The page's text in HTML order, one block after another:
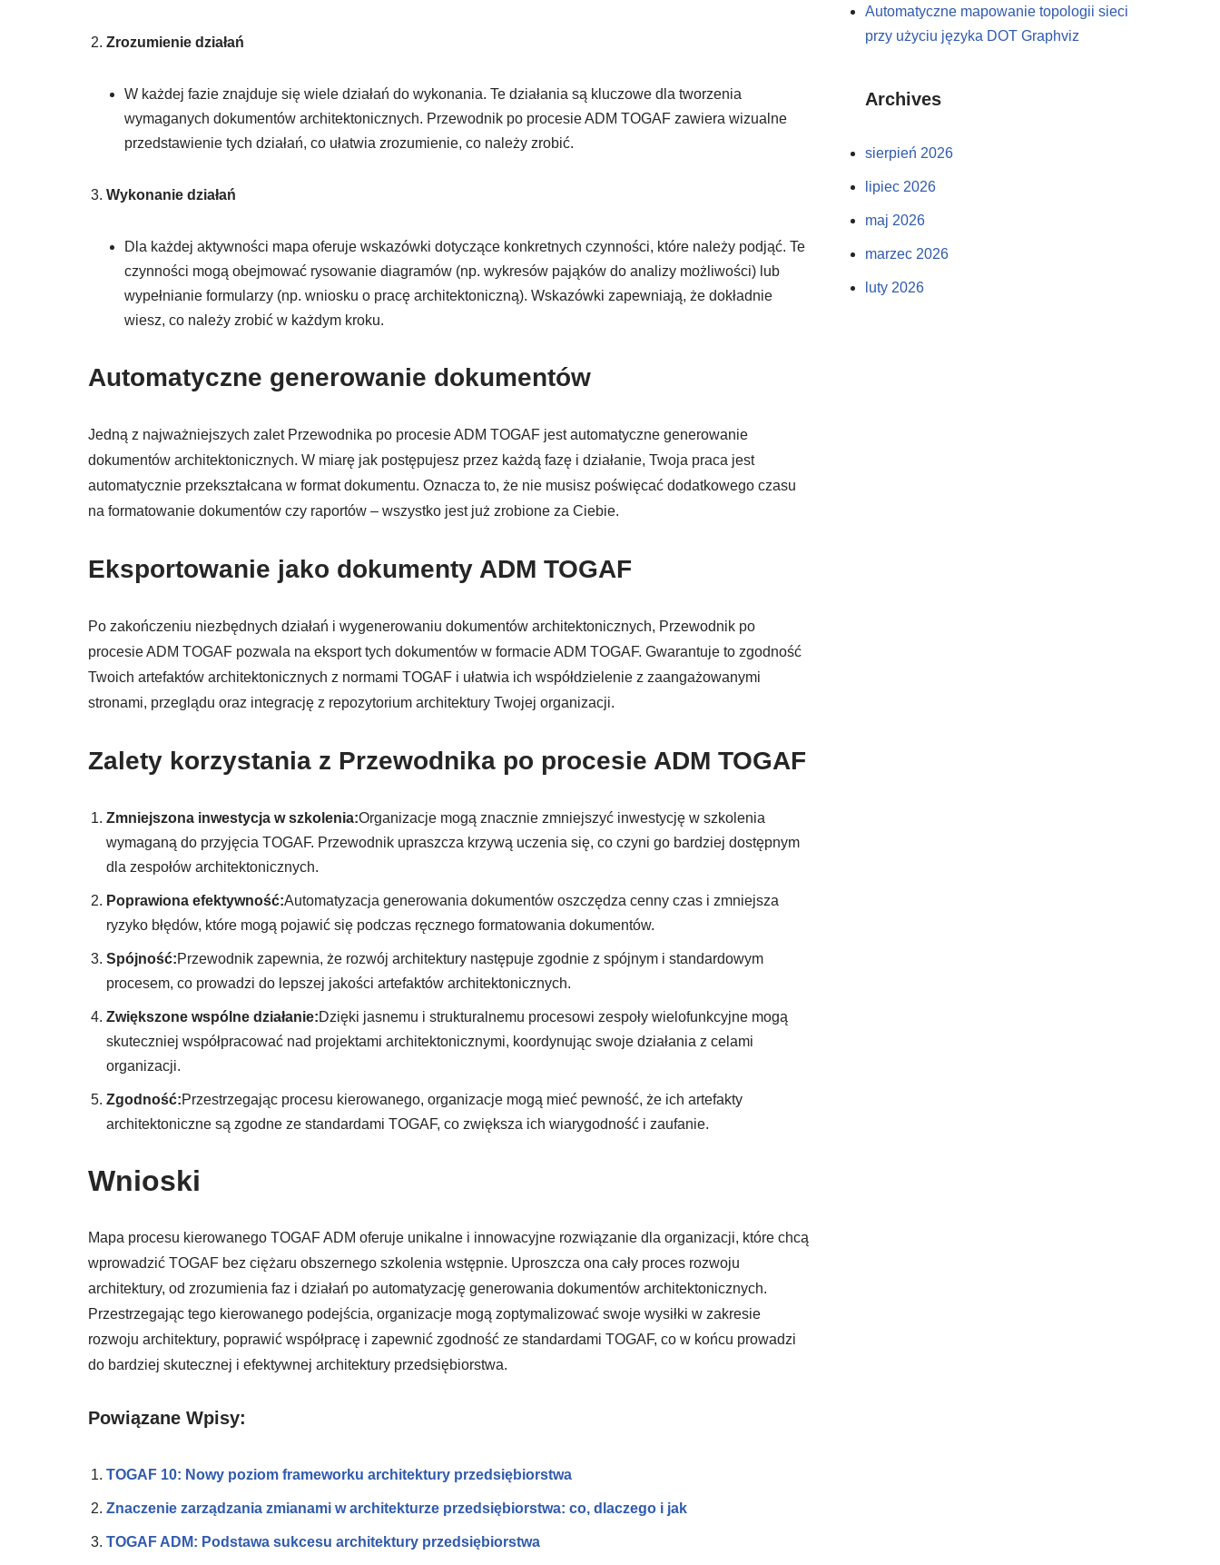
Zrozumienie działań
W każdej fazie znajduje się wiele działań do wykonania. Te działania są kluczowe dla tworzenia
wymaganych dokumentów architektonicznych. Przewodnik po procesie ADM TOGAF zawiera wizualne
przedstawienie tych działań, co ułatwia zrozumienie, co należy zrobić.
Wykonanie działań
Dla każdej aktywności mapa oferuje wskazówki dotyczące konkretnych czynności, które należy podjąć. Te
czynności mogą obejmować rysowanie diagramów (np. wykresów pająków do analizy możliwości) lub
wypełnianie formularzy (np. wniosku o pracę architektoniczną). Wskazówki zapewniają, że dokładnie
wiesz, co należy zrobić w każdym kroku.
Automatyczne generowanie dokumentów
Jedną z najważniejszych zalet Przewodnika po procesie ADM TOGAF jest automatyczne generowanie
dokumentów architektonicznych. W miarę jak postępujesz przez każdą fazę i działanie, Twoja praca jest
automatycznie przekształcana w format dokumentu. Oznacza to, że nie musisz poświęcać dodatkowego czasu
na formatowanie dokumentów czy raportów – wszystko jest już zrobione za Ciebie.
Eksportowanie jako dokumenty ADM TOGAF
Po zakończeniu niezbędnych działań i wygenerowaniu dokumentów architektonicznych, Przewodnik po
procesie ADM TOGAF pozwala na eksport tych dokumentów w formacie ADM TOGAF. Gwarantuje to zgodność
Twoich artefaktów architektonicznych z normami TOGAF i ułatwia ich współdzielenie z zaangażowanymi
stronami, przeglądu oraz integrację z repozytorium architektury Twojej organizacji.
Zalety korzystania z Przewodnika po procesie ADM TOGAF
Zmniejszona inwestycja w szkolenia:Organizacje mogą znacznie zmniejszyć inwestycję w szkolenia
wymaganą do przyjęcia TOGAF. Przewodnik upraszcza krzywą uczenia się, co czyni go bardziej dostępnym
dla zespołów architektonicznych.
Poprawiona efektywność:Automatyzacja generowania dokumentów oszczędza cenny czas i zmniejsza
ryzyko błędów, które mogą pojawić się podczas ręcznego formatowania dokumentów.
Spójność:Przewodnik zapewnia, że rozwój architektury następuje zgodnie z spójnym i standardowym
procesem, co prowadzi do lepszej jakości artefaktów architektonicznych.
Zwiększone wspólne działanie:Dzięki jasnemu i strukturalnemu procesowi zespoły wielofunkcyjne mogą
skuteczniej współpracować nad projektami architektonicznymi, koordynując swoje działania z celami
organizacji.
Zgodność:Przestrzegając procesu kierowanego, organizacje mogą mieć pewność, że ich artefakty
architektoniczne są zgodne ze standardami TOGAF, co zwiększa ich wiarygodność i zaufanie.
Wnioski
Mapa procesu kierowanego TOGAF ADM oferuje unikalne i innowacyjne rozwiązanie dla organizacji, które chcą
wprowadzić TOGAF bez ciężaru obszernego szkolenia wstępnie. Uproszcza ona cały proces rozwoju
architektury, od zrozumienia faz i działań po automatyzację generowania dokumentów architektonicznych.
Przestrzegając tego kierowanego podejścia, organizacje mogą zoptymalizować swoje wysiłki w zakresie
rozwoju architektury, poprawić współpracę i zapewnić zgodność ze standardami TOGAF, co w końcu prowadzi
do bardziej skutecznej i efektywnej architektury przedsiębiorstwa.
Powiązane Wpisy:
TOGAF 10: Nowy poziom frameworku architektury przedsiębiorstwa
Znaczenie zarządzania zmianami w architekturze przedsiębiorstwa: co, dlaczego i jak
TOGAF ADM: Podstawa sukcesu architektury przedsiębiorstwa
Automatyczne mapowanie topologii sieci
przy użyciu języka DOT Graphviz
Archives
sierpień 2026
lipiec 2026
maj 2026
marzec 2026
luty 2026